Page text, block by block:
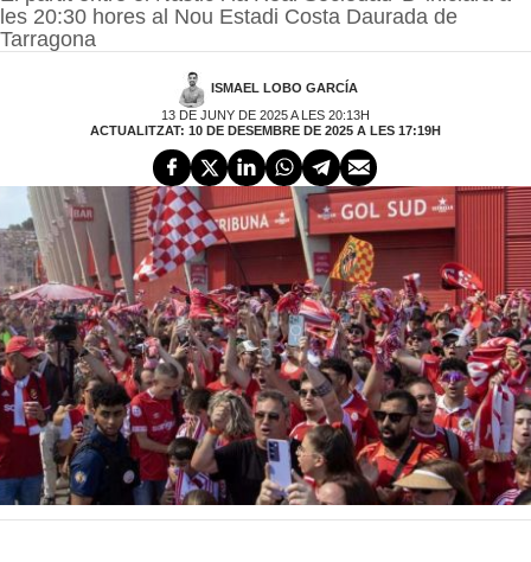
les 20:30 hores al Nou Estadi Costa Daurada de
Tarragona
ISMAEL LOBO GARCÍA
13 DE JUNY DE 2025 A LES 20:13H
ACTUALITZAT: 10 DE DESEMBRE DE 2025 A LES 17:19H